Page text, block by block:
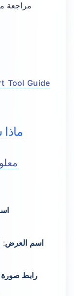
مراجعة
Tool Guide
اسم العرض:
رابط